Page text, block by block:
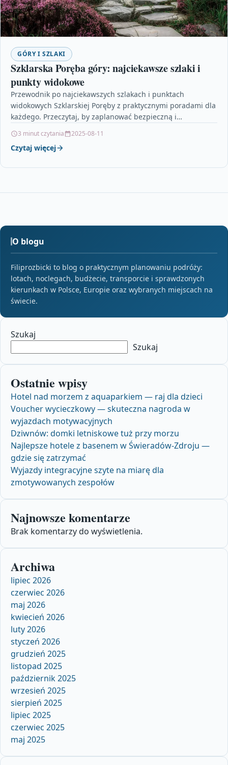
GÓRY I SZLAKI
Szklarska Poręba góry: najciekawsze szlaki i
punkty widokowe
Przewodnik po najciekawszych szlakach i punktach
widokowych Szklarskiej Poręby z praktycznymi poradami dla
każdego. Przeczytaj, by zaplanować bezpieczną i
3 minut czytania 2025-08-11
Czytaj więcej
O blogu
Filiprozbicki to blog o praktycznym planowaniu podróży:
lotach, noclegach, budżecie, transporcie i sprawdzonych
kierunkach w Polsce, Europie oraz wybranych miejscach na
świecie.
Szukaj
Szukaj
Ostatnie wpisy
Hotel nad morzem z aquaparkiem — raj dla dzieci
Voucher wycieczkowy — skuteczna nagroda w
wyjazdach motywacyjnych
Dziwnów: domki letniskowe tuż przy morzu
Najlepsze hotele z basenem w Świeradów‑Zdroju —
gdzie się zatrzymać
Wyjazdy integracyjne szyte na miarę dla
zmotywowanych zespołów
Najnowsze komentarze
Brak komentarzy do wyświetlenia.
Archiwa
lipiec 2026
czerwiec 2026
maj 2026
kwiecień 2026
luty 2026
styczeń 2026
grudzień 2025
listopad 2025
październik 2025
wrzesień 2025
sierpień 2025
lipiec 2025
czerwiec 2025
maj 2025